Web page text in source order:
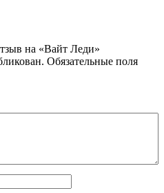
на «Вайт Леди»
Обязательные поля